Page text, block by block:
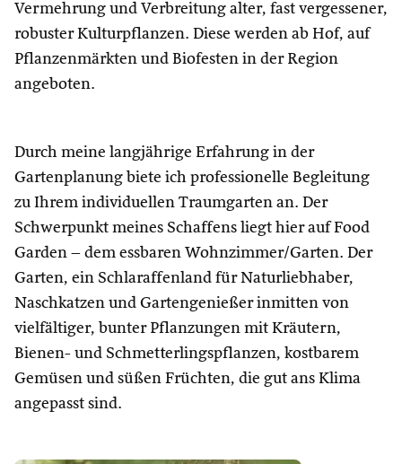
Vermehrung und Verbreitung alter, fast vergessener,
robuster Kulturpflanzen. Diese werden ab Hof, auf
Pflanzenmärkten und Biofesten in der Region
angeboten.
Durch meine langjährige Erfahrung in der
Gartenplanung biete ich professionelle Begleitung
zu Ihrem individuellen Traumgarten an. Der
Schwerpunkt meines Schaffens liegt hier auf Food
Garden – dem essbaren Wohnzimmer/Garten. Der
Garten, ein Schlaraffenland für Naturliebhaber,
Naschkatzen und Gartengenießer inmitten von
vielfältiger, bunter Pflanzungen mit Kräutern,
Bienen- und Schmetterlingspflanzen, kostbarem
Gemüsen und süßen Früchten, die gut ans Klima
angepasst sind.